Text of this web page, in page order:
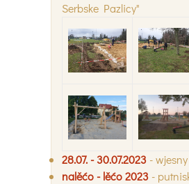
Serbske Pazlicy"
28.07. - 30.07.2023 -
nalěćo - lěćo 2023 -